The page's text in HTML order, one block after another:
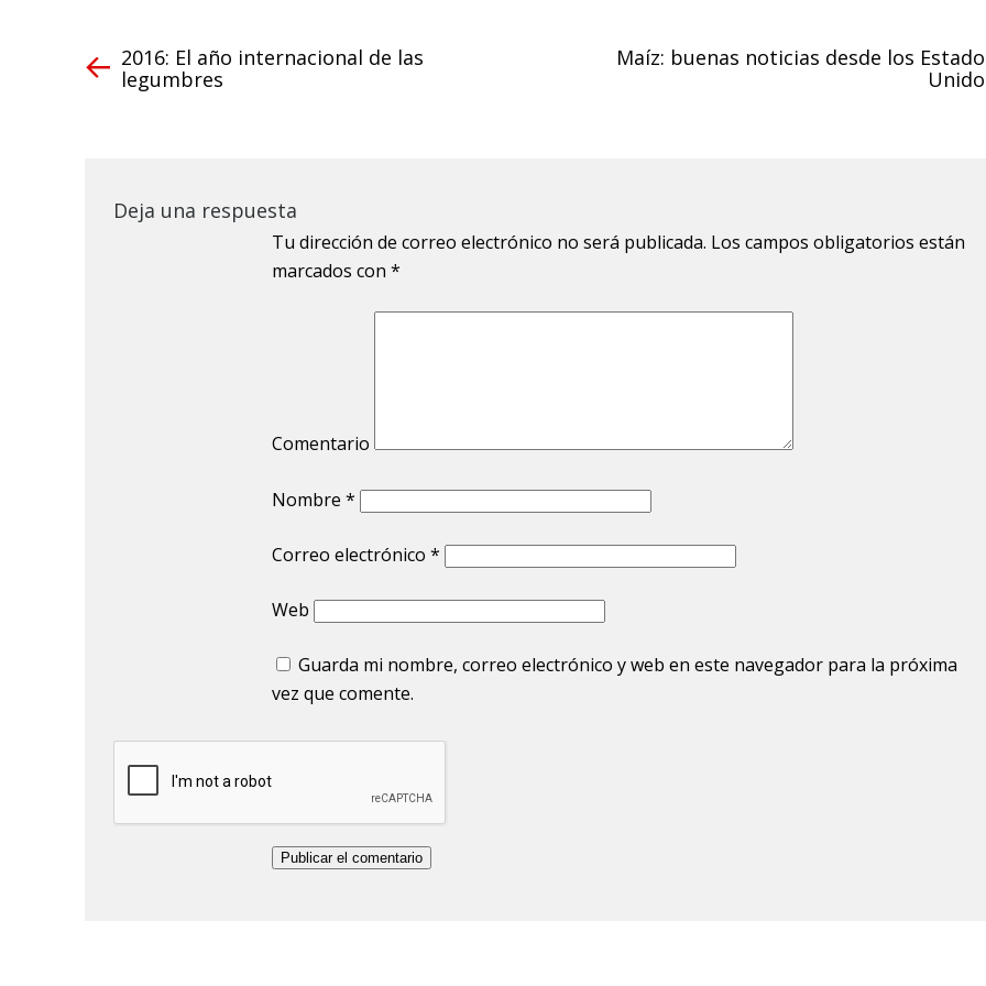
2016: El año internacional de las
legumbres
Maíz: buenas noticias desde los
Deja una respuesta
Tu dirección de correo electrónico no será publicada. Los campos obligatorios están
marcados con *
Comentario
Nombre *
Correo electrónico *
Web
Guarda mi nombre, correo electrónico y web en este navegador para la próxima
vez que comente.